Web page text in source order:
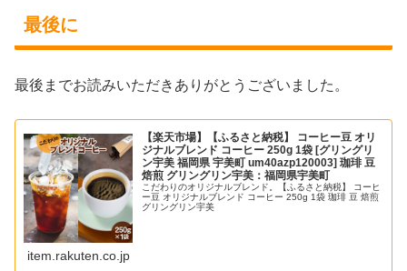
最後に
最後までお読みいただきありがとうございました。
【楽天市場】【ふるさと納税】 コーヒー豆 オリ
ジナルブレンド コーヒー 250g 1袋 [グリングリ
ン宇美 福岡県 宇美町 um40azp120003] 珈琲 豆
焙煎 グリングリン宇美：福岡県宇美町
こだわりのオリジナルブレンド。【ふるさと納税】 コーヒ
ー豆 オリジナルブレンド コーヒー 250g 1袋 珈琲 豆 焙煎
グリングリン宇美
item.rakuten.co.jp